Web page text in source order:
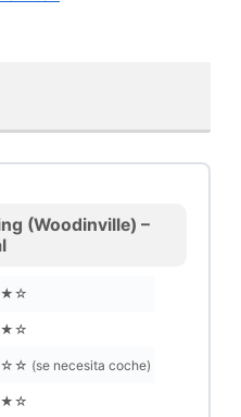
(Woodinville) –
(se necesita coche)